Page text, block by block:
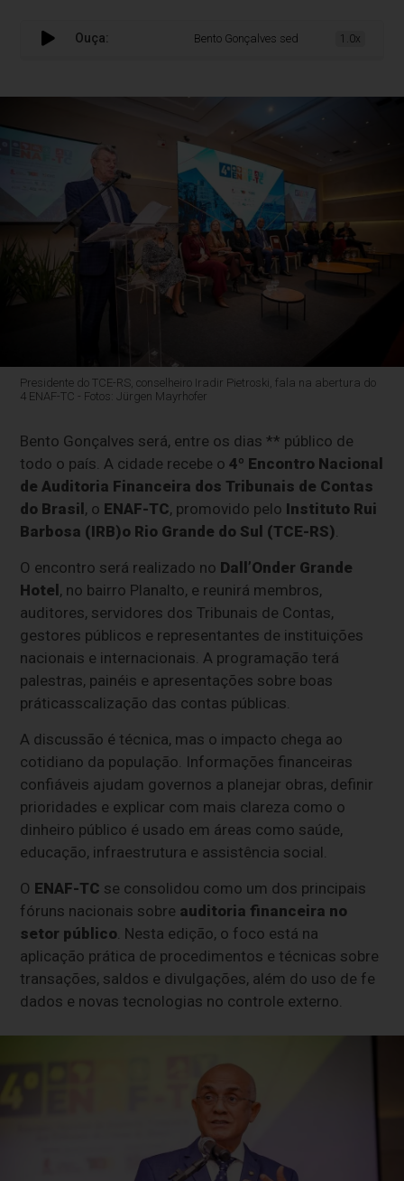
Ouça: Bento Gonçalves sedia encontro nacional
1.0x
Presidente do TCE-RS, conselheiro Iradir Pietroski, fala na abertura do
4 ENAF-TC - Fotos: Jürgen Mayrhofer
Bento Gonçalves será, entre os dias ** público de
todo o país. A cidade recebe o4º Encontro Nacional
de Auditoria Financeira dos Tribunais de Contas
do Brasil, o ENAF-TC, promovido pelo Instituto Rui
Barbosa (IRB)o Rio Grande do Sul (TCE-RS)
O encontro será realizado no Dall’Onder Grande
Hotel, no bairro Planalto, e reunirá membros,
auditores, servidores dos Tribunais de Contas,
gestores públicos e representantes de instituições
nacionais e internacionais. A programação terá
palestras, painéis e apresentações sobre boas
práticasscalização das contas públicas.
A discussão é técnica, mas o impacto chega ao
cotidiano da população. Informações financeiras
confiáveis ajudam governos a planejar obras, definir
prioridades e explicar com mais clareza como o
dinheiro público é usado em áreas como saúde,
educação, infraestrutura e assistência social.
O ENAF-TC se consolidou como um dos principais
fóruns nacionais sobre auditoria financeira no
setor público . Nesta edição, o foco está na
aplicação prática de procedimentos e técnicas sobre
transações, saldos e divulgações, além do uso de fe
dados e novas tecnologias no controle externo.